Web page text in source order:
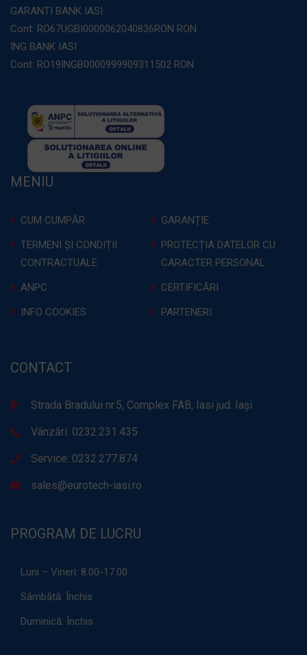
GARANTI BANK IASI
Cont: RO67UGBI0000062040836RON RON
ING BANK IASI
Cont: RO19INGB0000999909311502 RON
MENIU
CUM CUMPĂR
GARANȚIE
TERMENI ȘI CONDIȚII
CONTRACTUALE
PROTECȚIA DATELOR CU
CARACTER PERSONAL
ANPC
CERTIFICĂRI
INFO COOKIES
PARTENERI
CONTACT
Strada Bradului nr.5, Complex FAB, Iasi jud. Iași
Vânzări: 0232.231.435
Service: 0232.277.874
sales@eurotech-iasi.ro
PROGRAM DE LUCRU
Luni – Vineri: 8.00-17.00
Sâmbătă: Închis
Duminică: Închis